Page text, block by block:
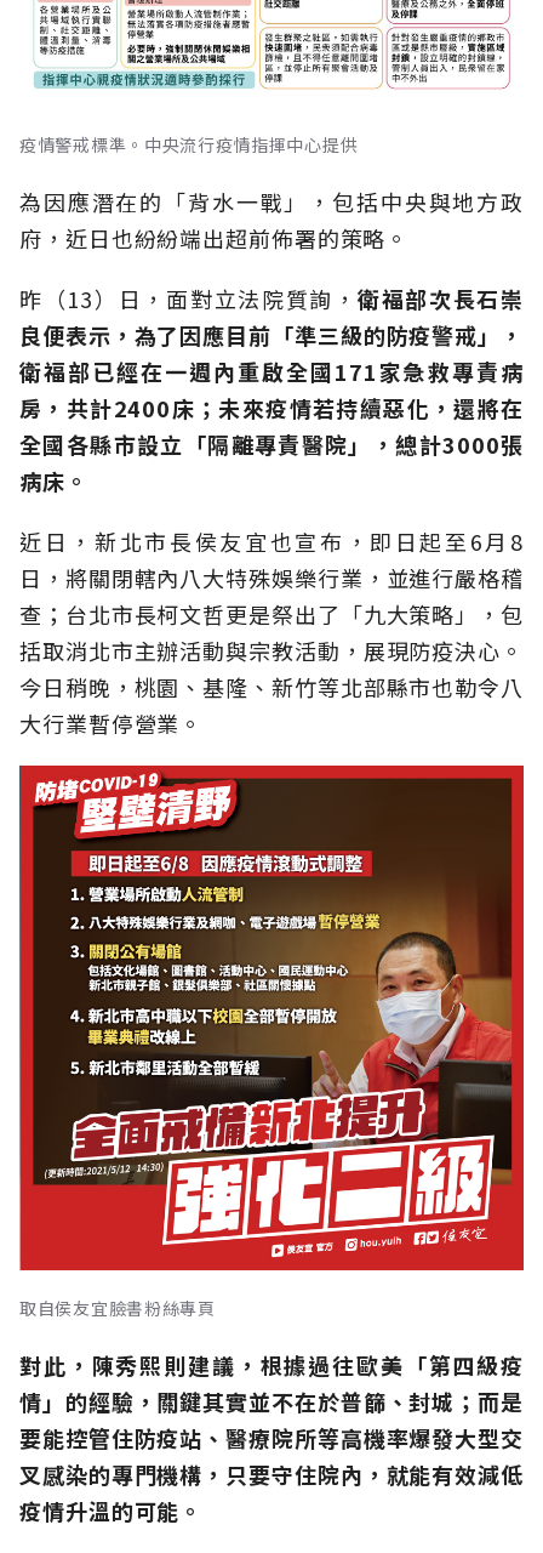
疫情警戒標準。中央流行疫情指揮中心提供
為因應潛在的「背水一戰」，包括中央與地方政
府，近日也紛紛端出超前佈署的策略。
昨（13）日，面對立法院質詢， 衛福部次長石崇
良便表示，為了因應目前「準三級的防疫警戒」，
衛福部已經在一週內重啟全國171家急救專責病
房，共計2400床；未來疫情若持續惡化，還將在
全國各縣市設立「隔離專責醫院」，總計3000張
病床。
近日，新北市長侯友宜也宣布，即日起至6月8
日，將關閉轄內八大特殊娛樂行業，並進行嚴格稽
查；台北市長柯文哲更是祭出了「九大策略」，包
括取消北市主辦活動與宗教活動，展現防疫決心。
今日稍晚，桃園、基隆、新竹等北部縣市也勒令八
大行業暫停營業。
取自侯友宜臉書粉絲專頁
對此，陳秀熙則建議，根據過往歐美「第四級疫
情」的經驗，關鍵其實並不在於普篩、封城；而是
要能控管住防疫站、醫療院所等高機率爆發大型交
叉感染的專門機構，只要守住院內，就能有效減低
疫情升溫的可能。